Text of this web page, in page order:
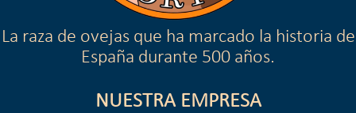
La raza de ovejas que ha marcado la historia de
España durante 500 años.
NUESTRA EMPRESA